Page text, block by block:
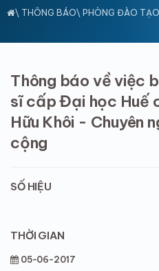
\ THÔNG BÁO\ PHÒNG ĐÀO
Thông báo về việc
sĩ cấp Đại học Huế
Hữu Khôi - Chuyên
cộng
SỐ HIỆU
THỜI GIAN
05-06-2017